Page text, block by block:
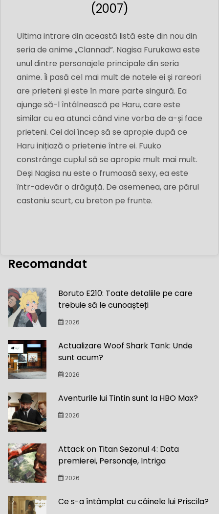
(2007)
Ultima intrare din această listă este din nou din
seria de anime „Clannad”. Nagisa Furukawa este
unul dintre personajele principale din seria
anime. Îi pasă cel mai mult de notele ei și rareori
are prieteni și este în mare parte singură. Ea
ajunge să-l întâlnească pe Haru, care este
similar cu ea atunci când vine vorba de a-și face
prieteni. Cei doi încep să se apropie după ce
Haru inițiază o prietenie între ei. Fuuko
constrânge cuplul să se apropie mult mai mult.
Deși Nagisa nu este o frumoasă sexy, ea este
într-adevăr o drăguță. De asemenea, are părul
castaniu scurt, cu breton pe frunte.
Recomandat
Boruto E210: Toate detaliile pe care
trebuie să le cunoașteți
2026
Actualizare Woof Shark Tank: Unde
sunt acum?
2026
Aventurile lui Tintin sunt la HBO Max?
2026
Attack on Titan Sezonul 4: Data
premierei, Personaje, Intriga
2026
Ce s-a întâmplat cu câinele lui Priscila?